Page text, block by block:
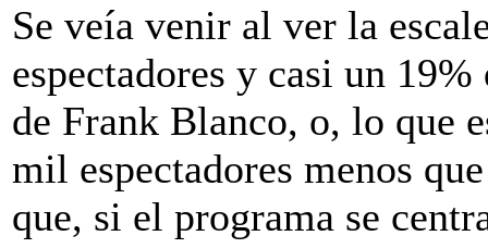
Se veía venir al ver la
espectadores y casi un
de Frank Blanco, o, lo que
mil espectadores menos
que, si el programa se